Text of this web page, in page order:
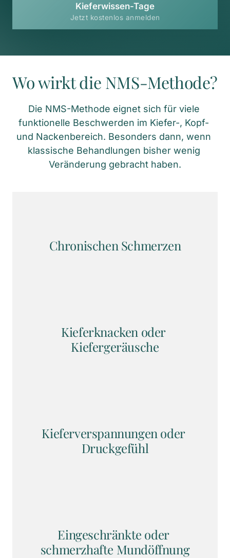
Kieferwissen-Tage
Jetzt kostenlos anmelden
Wo wirkt die NMS-Methode?
Die NMS-Methode eignet sich für viele
funktionelle Beschwerden im Kiefer-, Kopf-
und Nackenbereich. Besonders dann, wenn
klassische Behandlungen bisher wenig
Veränderung gebracht haben.
Chronischen Schmerzen
Kieferknacken oder
Kiefergeräusche
Kieferverspannungen oder
Druckgefühl
Eingeschränkte oder
schmerzhafte Mundöffnung